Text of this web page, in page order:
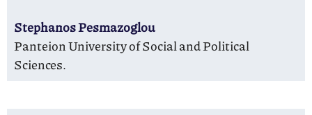
Stephanos Pesmazoglou
Panteion University of Social and Political
Sciences.